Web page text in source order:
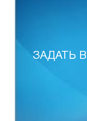
ЗАДАТЬ